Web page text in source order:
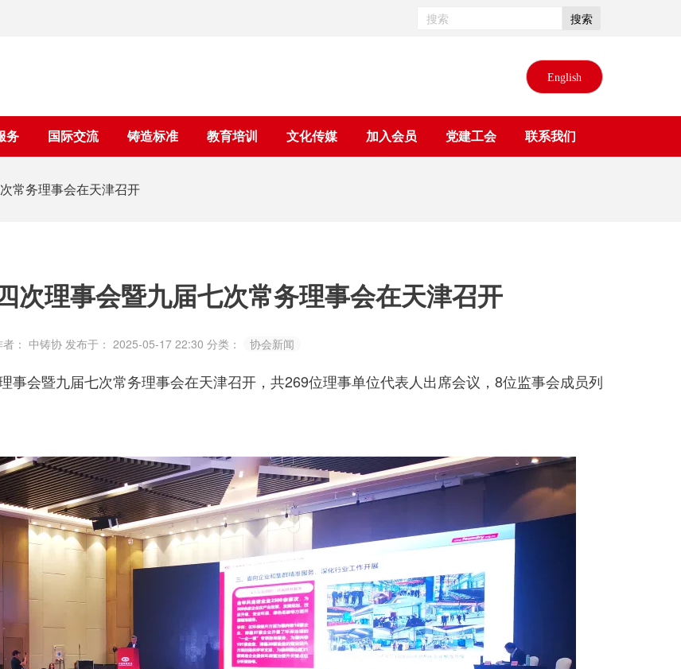
搜索
English
务 国际交流 铸造标准 教育培训 文化传媒 加入会员 党建工会 联系我们
常务理事会在天津召开
次理事会暨九届七次常务理事会在天津召开
者： 中铸协 发布于： 2025-05-17 22:30 分类： 协会新闻
会暨九届七次常务理事会在天津召开，共269位理事单位代表人出席会议，8位监事会成员列